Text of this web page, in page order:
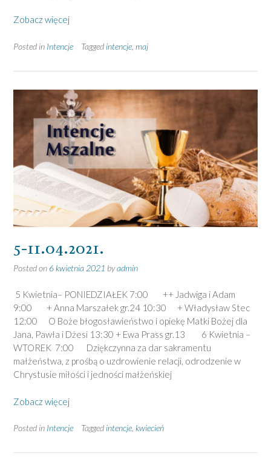
Zobacz więcej
Posted in Intencje Tagged intencje maj
5-11.04.2021.
Posted on 6 kwietnia 2021 byadmin
5 Kwietnia– PONIEDZIAŁEK 7:00 ++ Jadwiga i Adam
9:00 + Anna Marszałek gr.24 10:30 + Władysław Stec
12:00 O Boże błogosławieństwo i opiekę Matki Bożej dla
Jana, Pawła i Dżesi 13:30 + Ewa Prass gr.13 6 Kwietnia –
WTOREK 7:00 Dziękczynna za dar sakramentu
małżeństwa, z prośbą o uzdrowienie relacji, odrodzenie w
Chrystusie miłości i jedności małżeńskiej
Zobacz więcej
Posted in Intencje Tagged intencje, kwiecień